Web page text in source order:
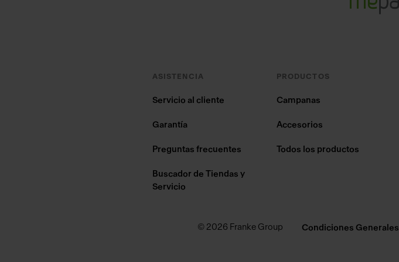
ASISTENCIA
Servicio al cliente
Garantía
Preguntas frecuentes
Buscador de Tiendas y
Servicio
PRODUCTOS
Campanas
Accesorios
Todos los productos
© 2026 Franke Group Condiciones Generales